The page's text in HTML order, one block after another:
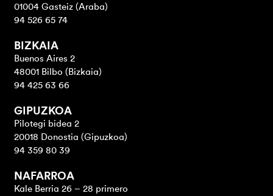
01004 Gasteiz (Araba)
94 526 65 74
BIZKAIA
Buenos Aires 2
48001 Bilbo (Bizkaia)
94 425 63 66
GIPUZKOA
Pilotegi bidea 2
20018 Donostia (Gipuzkoa)
94 359 80 39
NAFARROA
Kale Berria 26 – 28 primero